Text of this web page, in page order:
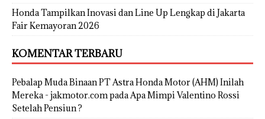
Honda Tampilkan Inovasi dan Line Up Lengkap di Jakarta
Fair Kemayoran 2026
KOMENTAR TERBARU
Pebalap Muda Binaan PT Astra Honda Motor (AHM) Inilah
Mereka - jakmotor.compada Apa Mimpi Valentino Rossi
Setelah Pensiun ?